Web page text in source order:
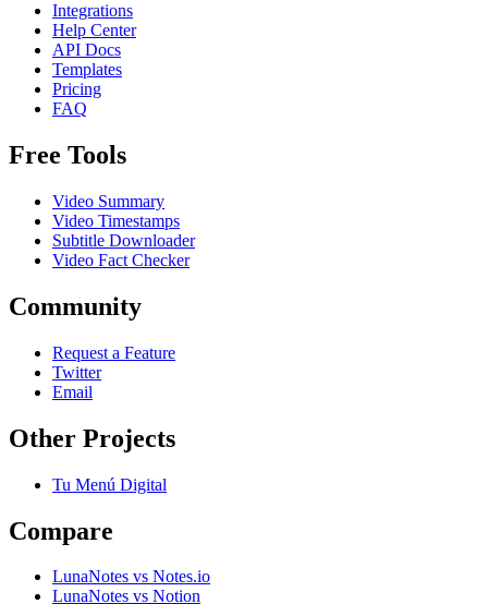
Integrations
Help Center
API Docs
Templates
Pricing
FAQ
Free Tools
Video Summary
Video Timestamps
Subtitle Downloader
Video Fact Checker
Community
Request a Feature
Twitter
Email
Other Projects
Tu Menú Digital
Compare
LunaNotes vs Notes.io
LunaNotes vs Notion